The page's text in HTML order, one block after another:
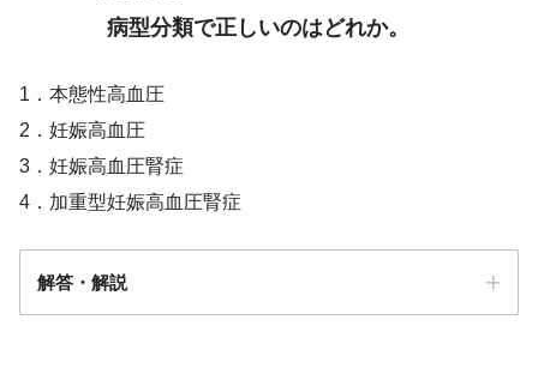
病型分類で正しいのはどれか。
1．本態性高血圧
2．妊娠高血圧
3．妊娠高血圧腎症
4．加重型妊娠高血圧腎症
解答・解説